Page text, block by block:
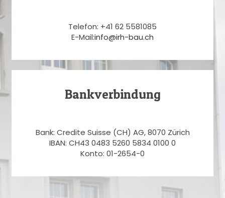
Telefon: +41 62 5581085
E-Mail:info@irh-bau.ch
Bankverbindung
Bank: Credite Suisse (CH) AG, 8070 Zürich
IBAN: CH43 0483 5260 5834 0100 0
Konto: 01-2654-0